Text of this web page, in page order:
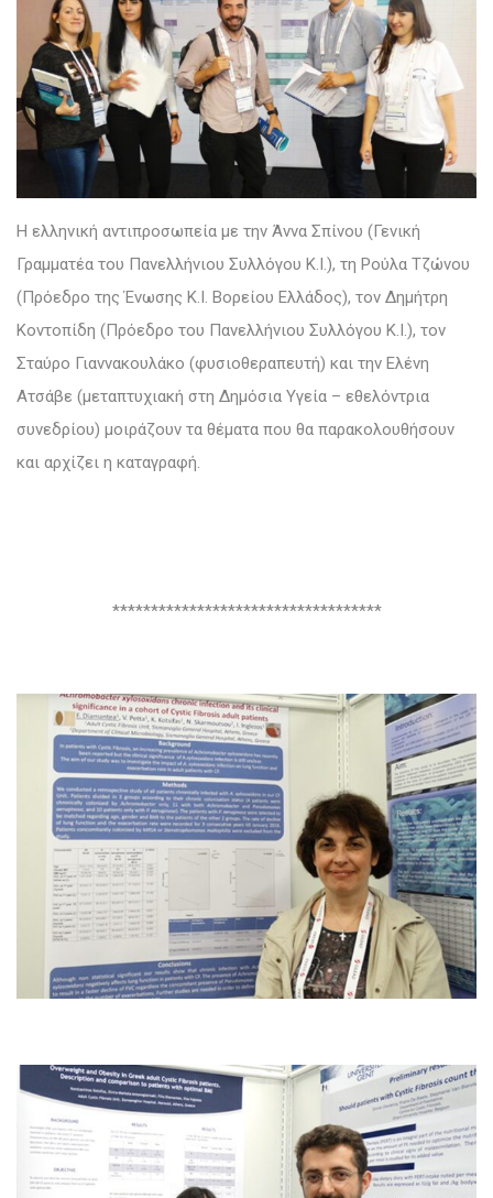
Η ελληνική αντιπροσωπεία με την Άννα Σπίνου (Γενική
Γραμματέα του Πανελλήνιου Συλλόγου Κ.Ι.), τη Ρούλα Τζώνου
(Πρόεδρο της Ένωσης Κ.Ι. Βορείου Ελλάδος), τον Δημήτρη
Κοντοπίδη (Πρόεδρο του Πανελλήνιου Συλλόγου Κ.Ι.), τον
Σταύρο Γιαννακουλάκο (φυσιοθεραπευτή) και την Ελένη
Ατσάβε (μεταπτυχιακή στη Δημόσια Υγεία – εθελόντρια
συνεδρίου) μοιράζουν τα θέματα που θα παρακολουθήσουν
και αρχίζει η καταγραφή.
***********************************